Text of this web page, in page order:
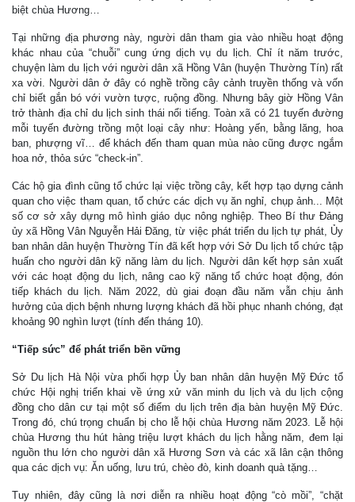
biệt chùa Hương…
Tại những địa phương này, người dân tham gia vào nhiều hoạt động
khác nhau của “chuỗi” cung ứng dịch vụ du lịch. Chỉ ít năm trước,
chuyện làm du lịch với người dân xã Hồng Vân (huyện Thường Tín) rất
xa vời. Người dân ở đây có nghề trồng cây cảnh truyền thống và vốn
chỉ biết gắn bó với vườn tược, ruộng đồng. Nhưng bây giờ Hồng Vân
trở thành địa chỉ du lịch sinh thái nổi tiếng. Toàn xã có 21 tuyến đường
mỗi tuyến đường trồng một loại cây như: Hoàng yến, bằng lăng, hoa
ban, phượng vĩ… để khách đến tham quan mùa nào cũng được ngắm
hoa nở, thỏa sức “check-in”.
Các hộ gia đình cũng tổ chức lại việc trồng cây, kết hợp tạo dựng cảnh
quan cho việc tham quan, tổ chức các dịch vụ ăn nghỉ, chụp ảnh... Một
số cơ sở xây dựng mô hình giáo dục nông nghiệp. Theo Bí thư Đảng
ủy xã Hồng Vân Nguyễn Hải Đăng, từ việc phát triển du lịch tự phát, Ủy
ban nhân dân huyện Thường Tín đã kết hợp với Sở Du lịch tổ chức tập
huấn cho người dân kỹ năng làm du lịch. Người dân kết hợp sản xuất
với các hoạt động du lịch, nâng cao kỹ năng tổ chức hoạt động, đón
tiếp khách du lịch. Năm 2022, dù giai đoạn đầu năm vẫn chịu ảnh
hưởng của dịch bệnh nhưng lượng khách đã hồi phục nhanh chóng, đạt
khoảng 90 nghìn lượt (tính đến tháng 10).
“Tiếp sức” để phát triển bền vững
Sở Du lịch Hà Nội vừa phối hợp Ủy ban nhân dân huyện Mỹ Đức tổ
chức Hội nghị triển khai về ứng xử văn minh du lịch và du lịch cộng
đồng cho dân cư tại một số điểm du lịch trên địa bàn huyện Mỹ Đức.
Trong đó, chú trọng chuẩn bị cho lễ hội chùa Hương năm 2023. Lễ hội
chùa Hương thu hút hàng triệu lượt khách du lịch hằng năm, đem lại
nguồn thu lớn cho người dân xã Hương Sơn và các xã lân cận thông
qua các dịch vụ: Ăn uống, lưu trú, chèo đò, kinh doanh quà tặng…
Tuy nhiên, đây cũng là nơi diễn ra nhiều hoạt động “cò mồi”, “chặt